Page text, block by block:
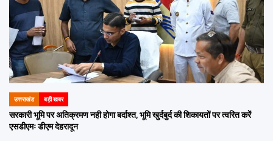
POSTED
IN
उत्तराखंड बड़ी खबर
सरकारी भूमि पर अतिक्रमण नही होगा बर्दाश्त, भूमि खुर्दबुर्द की शिकायतों पर त्वरित करें
एसडीएमः डीएम देहरादून